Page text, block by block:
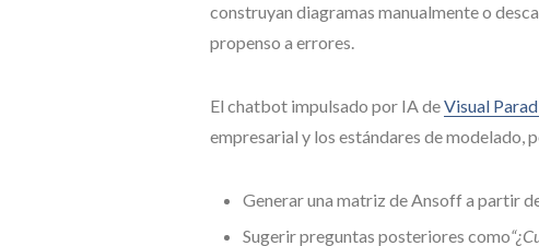
construyan diagramas manualmente o
propenso a errores.
El chatbot impulsado por IA deVisual
empresarial y los estándares de modelado,
Generar una matriz de Ansoff a partir
Sugerir preguntas posteriores como